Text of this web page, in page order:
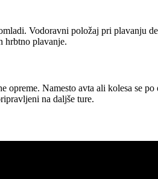
Vodoravni položaj pri plavanju
hrbtno plavanje.
opreme. Namesto avta ali kolesa se
na daljše ture.